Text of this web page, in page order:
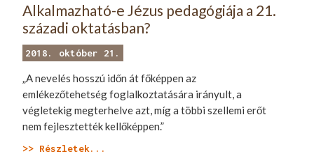
Alkalmazható-e Jézus pedagógiája a 21.
századi oktatásban?
2018. október 21.
„A nevelés hosszú időn át főképpen az
emlékezőtehetség foglalkoztatására irányult, a
végletekig megterhelve azt, míg a többi szellemi erőt
nem fejlesztették kellőképpen.”
>> Részletek...